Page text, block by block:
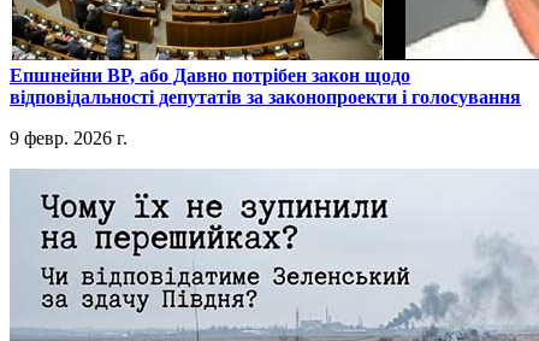
​Епшнейни ВР, або Давно потрібен закон щодо
відповідальності депутатів за законопроекти і голосування
9 февр. 2026 г.